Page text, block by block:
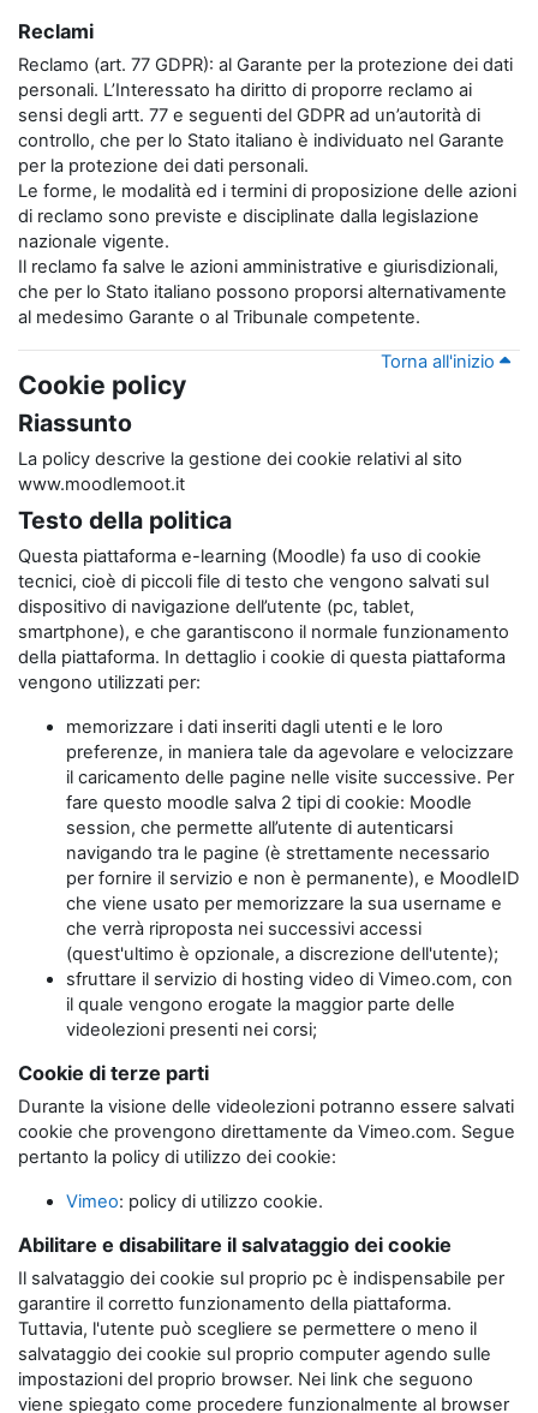
Reclami
Reclamo (art. 77 GDPR): al Garante per la protezione dei dati
personali. L’Interessato ha diritto di proporre reclamo ai
sensi degli artt. 77 e seguenti del GDPR ad un’autorità di
controllo, che per lo Stato italiano è individuato nel Garante
per la protezione dei dati personali.
Le forme, le modalità ed i termini di proposizione delle azioni
di reclamo sono previste e disciplinate dalla legislazione
nazionale vigente.
Il reclamo fa salve le azioni amministrative e giurisdizionali,
che per lo Stato italiano possono proporsi alternativamente
al medesimo Garante o al Tribunale competente.
Torna all'inizio
Cookie policy
Riassunto
La policy descrive la gestione dei cookie relativi al sito
www.moodlemoot.it
Testo della politica
Questa piattaforma e-learning (Moodle) fa uso di cookie
tecnici, cioè di piccoli file di testo che vengono salvati sul
dispositivo di navigazione dell’utente (pc, tablet,
smartphone), e che garantiscono il normale funzionamento
della piattaforma. In dettaglio i cookie di questa piattaforma
vengono utilizzati per:
memorizzare i dati inseriti dagli utenti e le loro
preferenze, in maniera tale da agevolare e velocizzare
il caricamento delle pagine nelle visite successive. Per
fare questo moodle salva 2 tipi di cookie: Moodle
session, che permette all’utente di autenticarsi
navigando tra le pagine (è strettamente necessario
per fornire il servizio e non è permanente), e MoodleID
che viene usato per memorizzare la sua username e
che verrà riproposta nei successivi accessi
(quest'ultimo è opzionale, a discrezione dell'utente);
sfruttare il servizio di hosting video di Vimeo.com, con
il quale vengono erogate la maggior parte delle
videolezioni presenti nei corsi;
Cookie di terze parti
Durante la visione delle videolezioni potranno essere salvati
cookie che provengono direttamente da Vimeo.com. Segue
pertanto la policy di utilizzo dei cookie:
Vimeo: policy di utilizzo cookie.
Abilitare e disabilitare il salvataggio dei cookie
Il salvataggio dei cookie sul proprio pc è indispensabile per
garantire il corretto funzionamento della piattaforma.
Tuttavia, l'utente può scegliere se permettere o meno il
salvataggio dei cookie sul proprio computer agendo sulle
impostazioni del proprio browser. Nei link che seguono
viene spiegato come procedere funzionalmente al browser